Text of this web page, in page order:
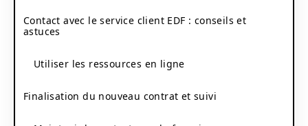
Contact avec le service client EDF : conseils et
astuces
Utiliser les ressources en ligne
Finalisation du nouveau contrat et suivi